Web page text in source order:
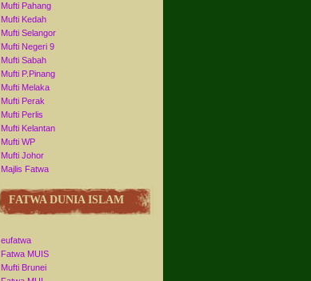
Mufti Pahang
Mufti Kedah
Mufti Selangor
Mufti Negeri 9
Mufti Sabah
Mufti P.Pinang
Mufti Melaka
Mufti Perak
Mufti Perlis
Mufti Kelantan
Mufti WP
Mufti Johor
Majlis Fatwa
FATWA DUNIA ISLAM
eufatwa
Fatwa MUIS
Mufti Brunei